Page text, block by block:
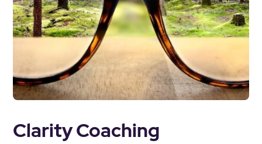
Clarity Coaching